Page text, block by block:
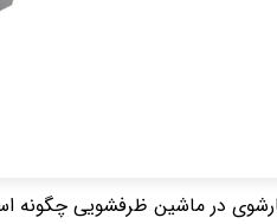
در ماشین ظرفشویی چگونه